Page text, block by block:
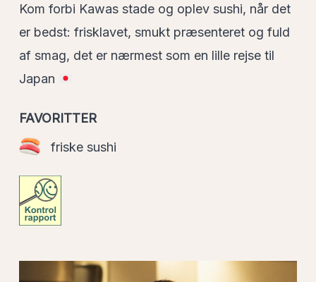
Kom forbi Kawas stade og oplev sushi, når det
er bedst: frisklavet, smukt præsenteret og fuld
af smag, det er nærmest som en lille rejse til
Japan
FAVORITTER
friske sushi